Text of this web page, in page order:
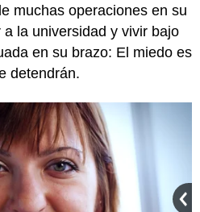
muchas operaciones en su
la universidad y vivir bajo
en su brazo: El miedo es
detendrán.